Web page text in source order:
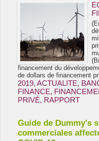
financement du
de dollars de financement
2019, ACTUALITE,
FINANCE,
PRIVÉ, RAPPORT
Guide de Dummy's
commerciales